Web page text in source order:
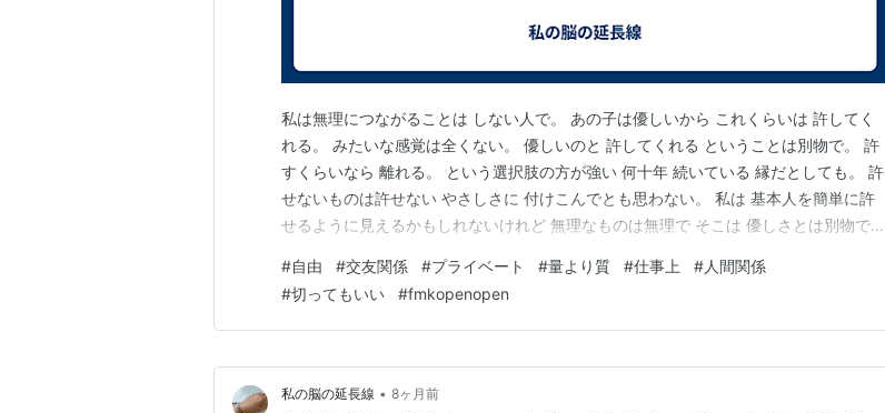
私は無理につながることは しない人で。 あの子は優しいから これくらいは 許してく
れる。 みたいな感覚は全くない。 優しいのと 許してくれる ということは別物で。 許
すくらいなら 離れる。 という選択肢の方が強い 何十年 続いている 縁だとしても。 許
せないものは許せない やさしさに 付けこんでとも思わない。 私は 基本人を簡単に許
せるように見えるかもしれないけれど 無理なものは無理で そこは 優しさとは別物で
(関係性に) ダメなものはダメ。 深く考えていないように見られるし 頼まれたことは 結
構何でもする。 …
#自由 #交友関係 #プライベート #量より質 #仕事上 #人間関係
#切ってもいい #fmkopenopen
私の脳の延長線 • 8ヶ月前